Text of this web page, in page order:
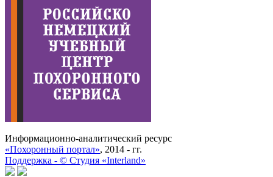
Информационно-аналитический ресурс
«Похоронный портал», 2014 - гг.
Поддержка - © Cтудия «Interland»